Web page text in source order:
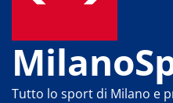
Tutto lo sport di Milano e